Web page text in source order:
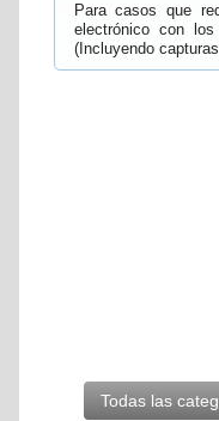
Para casos que
electrónico con
(Incluyendo
Todas las